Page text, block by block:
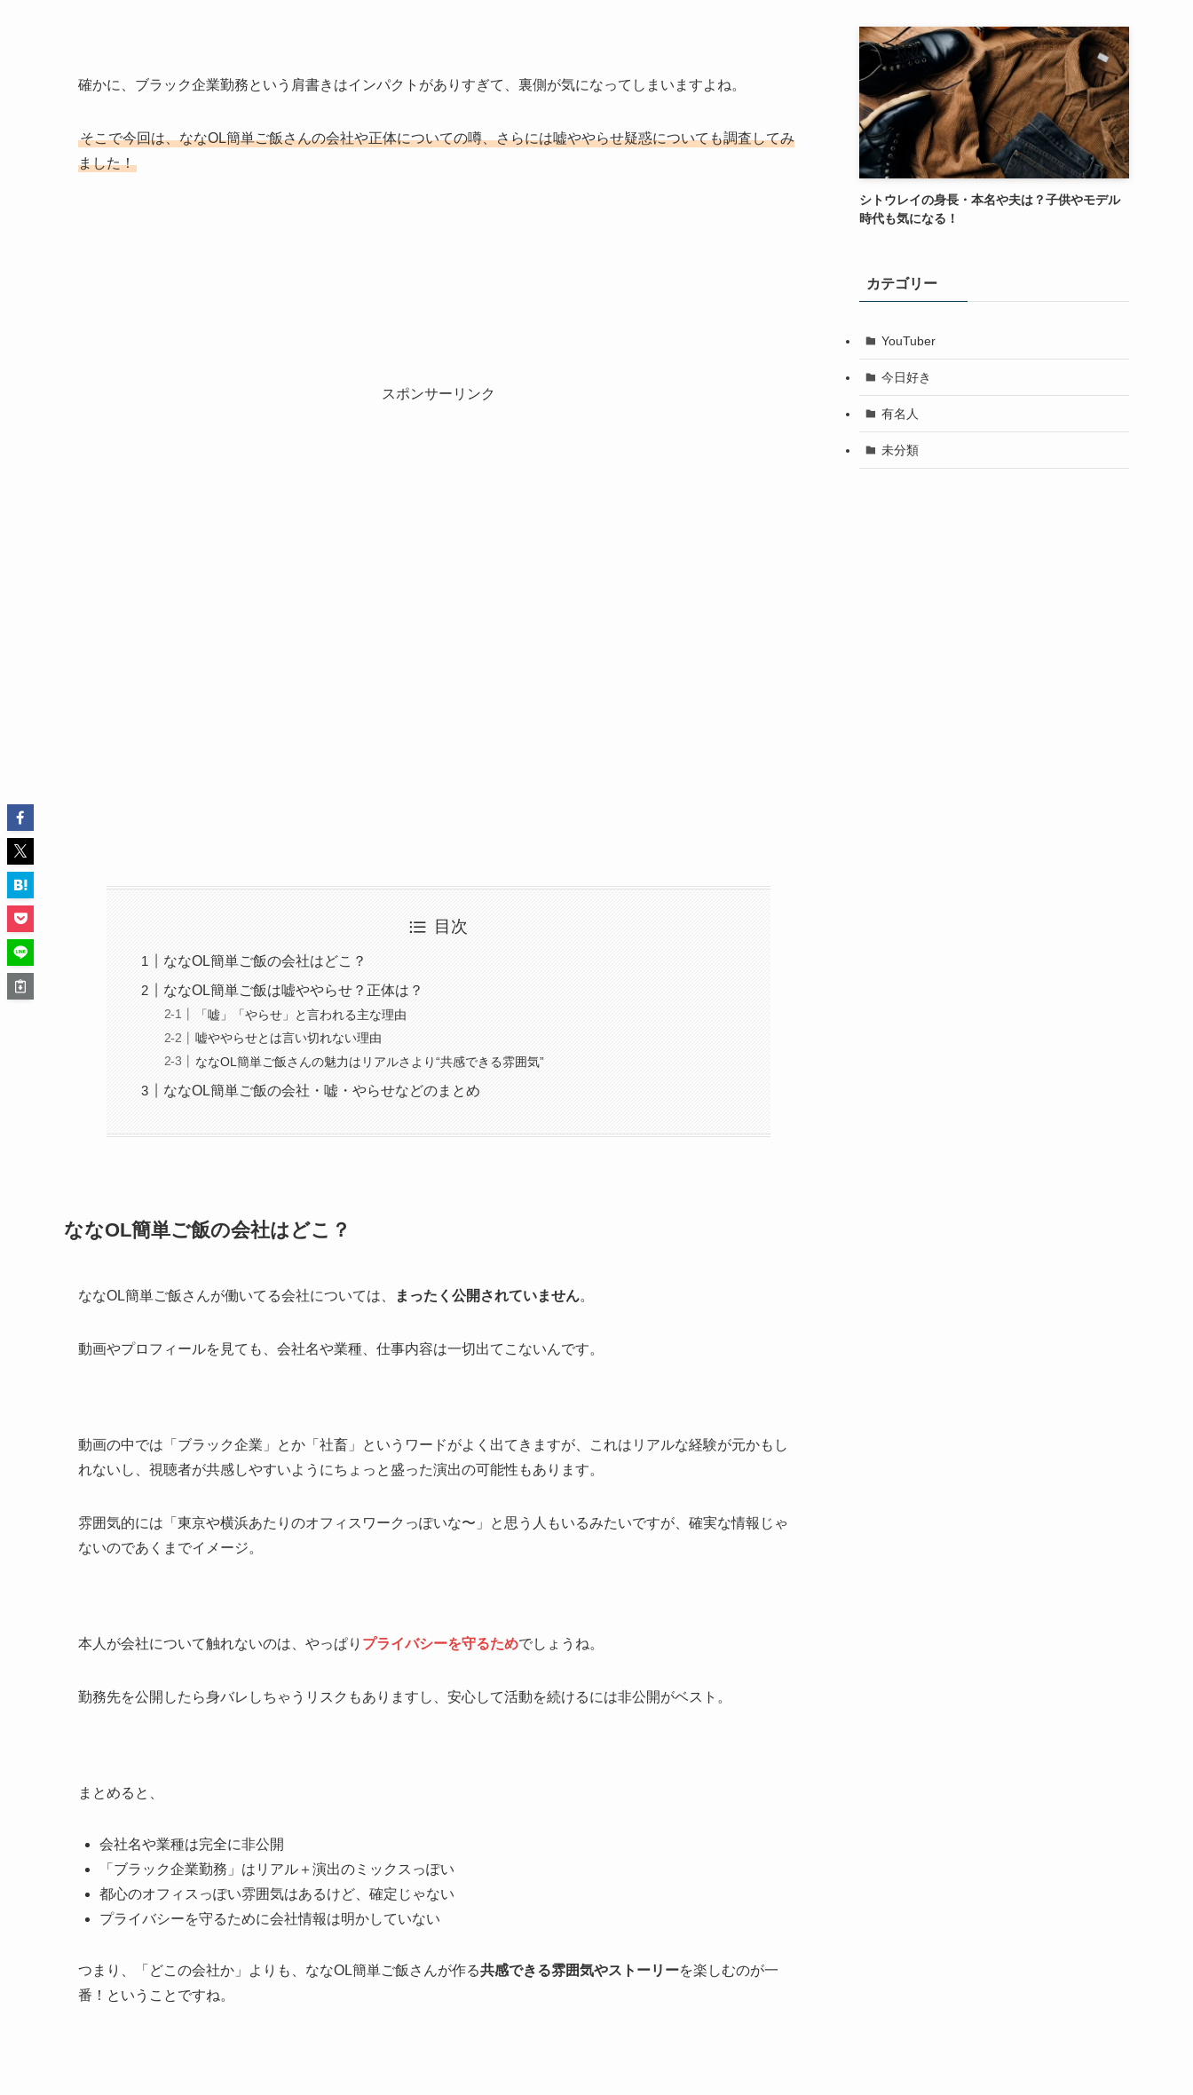
確かに、ブラック企業勤務という肩書きはインパクトがありすぎて、裏側が気になってしまいますよね。
そこで今回は、ななOL簡単ご飯さんの会社や正体についての噂、さらには嘘ややらせ疑惑についても調査してみ
ました！
スポンサーリンク
目次
ななOL簡単ご飯の会社はどこ？
ななOL簡単ご飯は嘘ややらせ？正体は？
「嘘」「やらせ」と言われる主な理由
嘘ややらせとは言い切れない理由
ななOL簡単ご飯さんの魅力はリアルさより“共感できる雰囲気”
ななOL簡単ご飯の会社・嘘・やらせなどのまとめ
ななOL簡単ご飯の会社はどこ？
ななOL簡単ご飯さんが働いてる会社については、 まったく公開されていません。
動画やプロフィールを見ても、会社名や業種、仕事内容は一切出てこないんです。
動画の中では「ブラック企業」とか「社畜」というワードがよく出てきますが、これはリアルな経験が元かもし
れないし、視聴者が共感しやすいようにちょっと盛った演出の可能性もあります。
雰囲気的には「東京や横浜あたりのオフィスワークっぽいな〜」と思う人もいるみたいですが、確実な情報じゃ
ないのであくまでイメージ。
本人が会社について触れないのは、やっぱり プライバシーを守るためでしょうね。
勤務先を公開したら身バレしちゃうリスクもありますし、安心して活動を続けるには非公開がベスト。
まとめると、
会社名や業種は完全に非公開
「ブラック企業勤務」はリアル＋演出のミックスっぽい
都心のオフィスっぽい雰囲気はあるけど、確定じゃない
プライバシーを守るために会社情報は明かしていない
つまり、「どこの会社か」よりも、ななOL簡単ご飯さんが作る共感できる雰囲気やストーリーを楽しむのが一
番！ということですね。
シトウレイの身長・本名や夫は？子供やモデル
時代も気になる！
カテゴリー
YouTuber
今日好き
有名人
未分類